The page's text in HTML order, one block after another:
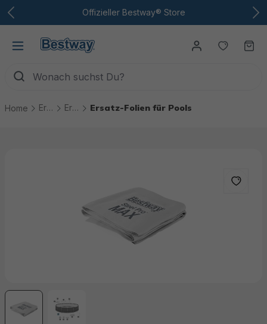
Zum Hauptinhalt Offizieller Bestway® Store
Du
Home Ersatzteile Ersatzteile Pools Ersatz-Folien für Pools